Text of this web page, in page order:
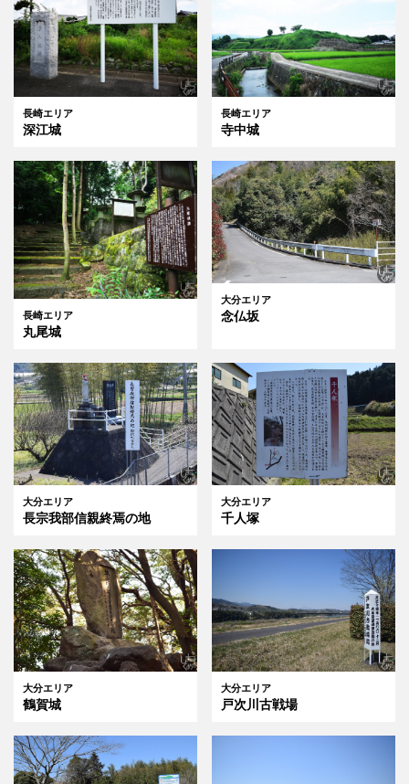
長崎エリア
深江城
長崎エリア
寺中城
長崎エリア
丸尾城
大分エリア
念仏坂
大分エリア
長宗我部信親終焉の地
大分エリア
千人塚
大分エリア
鶴賀城
大分エリア
戸次川古戦場